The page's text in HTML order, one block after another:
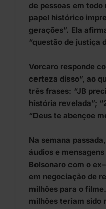
de pessoas em
papel histórico
gerações”. Ela
“questão de justiça
Vorcaro responde
certeza disso”, ao
três frases: “JB
história revelada”;
“Deus te abençoe
Na semana
áudios e
Bolsonaro com o
em negociação de
milhões para o
milhões teriam sido